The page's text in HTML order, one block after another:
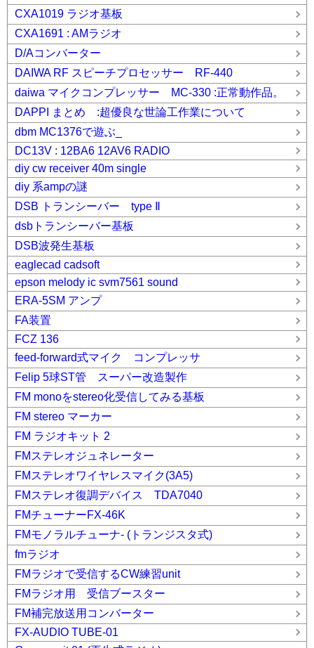
CXA1019 ラジオ基板
CXA1691 : AMラジオ
D/Aコンバーター
DAIWA RF スピーチプロセッサー RF-440
daiwa マイクコンプレッサー MC-330 :正常動作品。
DAPPI まとめ :超優良な世論工作業について
dbm MC1376で遊ぶ_
DC13V : 12BA6 12AV6 RADIO
diy cw receiver 40m single
diy 系ampの謎
DSB トランシーバー type Ⅱ
dsbトランシーバー基板
DSB波発生基板
eaglecad cadsoft
epson melody ic svm7561 sound
ERA-5SM アンプ
FA装置
FCZ 136
feed-forward式マイク コンプレッサ
Felip 5球ST管 スーパー改造製作
FM monoをstereo化受信してみる基板
FM stereo マーカー
FM ラジオキット 2
FMステレオジュネレーター
FMステレオワイヤレスマイク(3A5)
FMステレオ復調デバイス TDA7040
FMチューナーFX-46K
FMモノラルチューナ- (トランジスタ式)
fmラジオ
FMラジオで受信するCW練習unit
FMラジオ用 受信ブースター
FM補完放送用コンバーター
FX-AUDIO TUBE-01